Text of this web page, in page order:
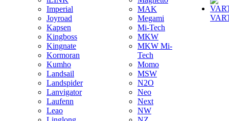
Imperial
Joyroad
Kapsen
Kingboss
Kingnate
Kormoran
Kumho
Landsail
Landspider
Lanvigator
Laufenn
Leao
MAK
Megami
Mi-Tech
MKW
MKW Mi-
Tech
Momo
MSW
N2O
Neo
Next
NW